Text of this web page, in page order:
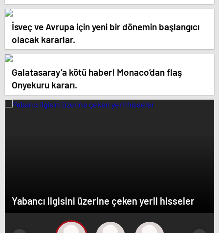
İsveç ve Avrupa için yeni bir dönemin başlangıcı
olacak kararlar.
Galatasaray’a kötü haber! Monaco’dan flaş
Onyekuru kararı.
Yabancı ilgisini üzerine çeken yerli hisseler